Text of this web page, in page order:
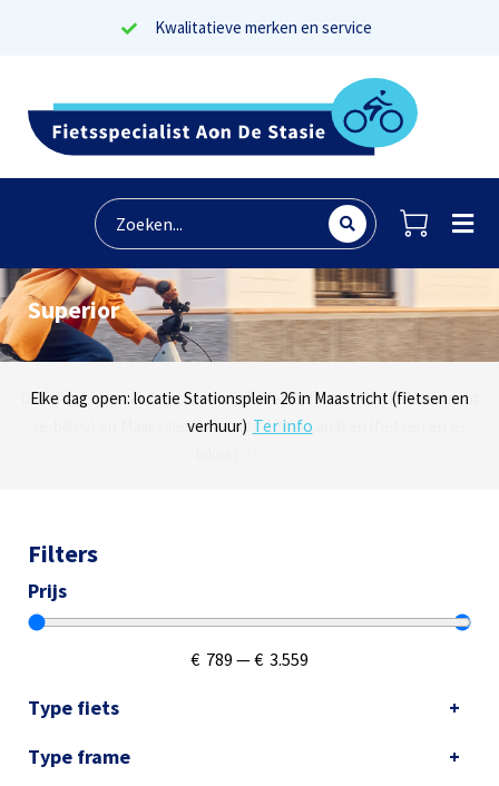
Kwalitatieve merken en service
Superior
Dinsdag t/m zaterdag geopen: locaties Sphinxlunet 1 in Maastricht
(e-bikes) en Maaseikersteenweg 183 in Lanaken (fietsen en e-
Elke dag open: locatie Stationsplein 26 in Maastricht (fietsen en
verhuur) Ter info
Onze missie? Tevreden klanten! Lees reviews
Filters
Prijs
€ 789 —€ 3.559
Type fiets
Type frame